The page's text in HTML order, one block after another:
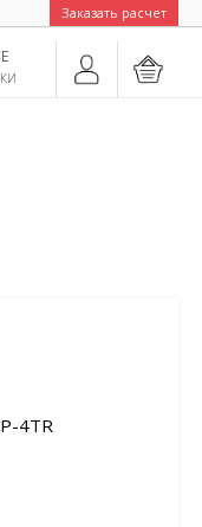
Заказать расчет
4TR